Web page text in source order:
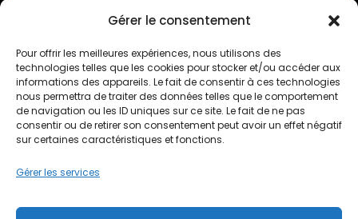
Gérer le consentement
Pour offrir les meilleures expériences, nous utilisons des
technologies telles que les cookies pour stocker et/ou accéder aux
informations des appareils. Le fait de consentir à ces technologies
nous permettra de traiter des données telles que le comportement
de navigation ou les ID uniques sur ce site. Le fait de ne pas
consentir ou de retirer son consentement peut avoir un effet négatif
sur certaines caractéristiques et fonctions.
Gérer les services
SALADES FRANÇAISES
SAUCES(1)
TARTES SALÉES ET QUICHES(5)
TARTES SUCRÉES